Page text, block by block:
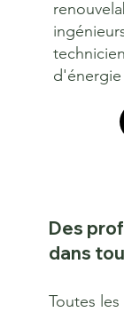
Des
dans
Toutes